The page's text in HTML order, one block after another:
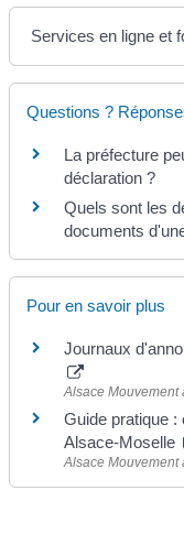
Services en ligne et
Questions ?
La préfecture
déclaration ?
Quels sont les
documents
Pour en savoir plus
Journaux
Alsace Mouvement
Guide pratique
Alsace-Moselle
Alsace Mouvement